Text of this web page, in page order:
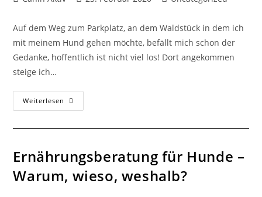
Auf dem Weg zum Parkplatz, an dem Waldstück in dem ich
mit meinem Hund gehen möchte, befällt mich schon der
Gedanke, hoffentlich ist nicht viel los! Dort angekommen
steige ich…
Weiterlesen
Ernährungsberatung für Hunde –
Warum, wieso, weshalb?